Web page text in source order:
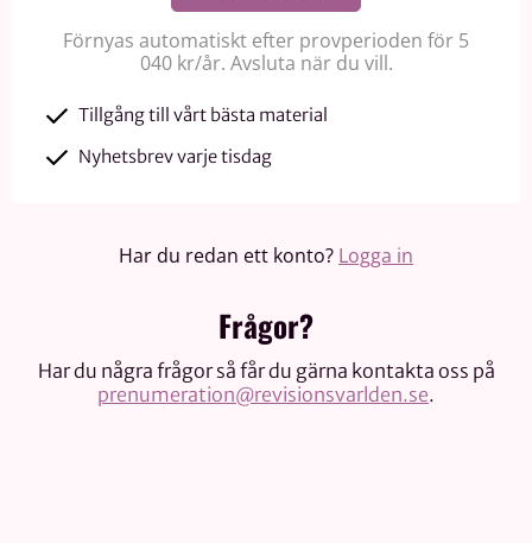
Förnyas automatiskt efter provperioden för 5
040 kr/år. Avsluta när du vill.
Tillgång till vårt bästa material
Nyhetsbrev varje tisdag
Har du redan ett konto? Logga in
Frågor?
Har du några frågor så får du gärna kontakta oss på
prenumeration@revisionsvarlden.se.